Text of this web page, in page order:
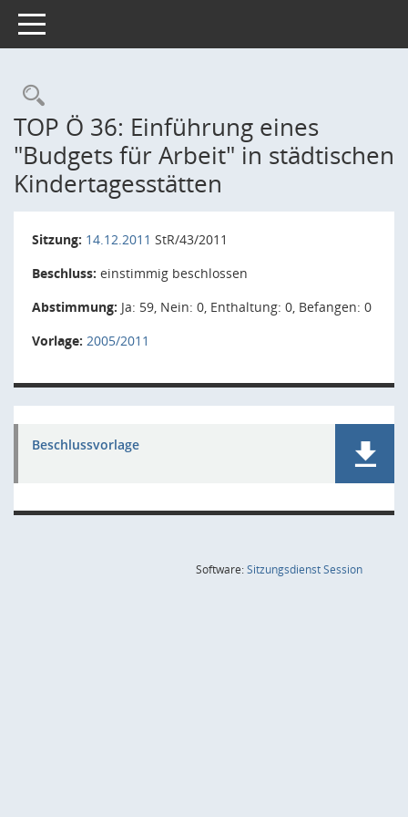
Toggle navigation
Rechercheauswahl
TOP Ö 36: Einführung eines
"Budgets für Arbeit" in städtischen
Kindertagesstätten
Sitzung: 14.12.2011 StR/43/2011
Beschluss: einstimmig beschlossen
Abstimmung: Ja: 59, Nein: 0, Enthaltung: 0, Befangen: 0
Vorlage: 2005/2011
Beschlussvorlage
Software:SitzungsdienstSession(Wird in